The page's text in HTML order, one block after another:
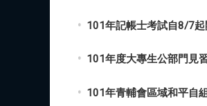
101年記帳士考試自8/7起
101年度大專生公部門見
101年青輔會區域和平自